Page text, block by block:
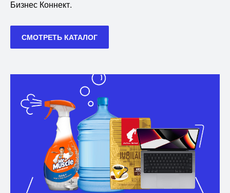
будут доступны для заказа 40 000 пользователям
СМОТРЕТЬ КАТАЛОГ